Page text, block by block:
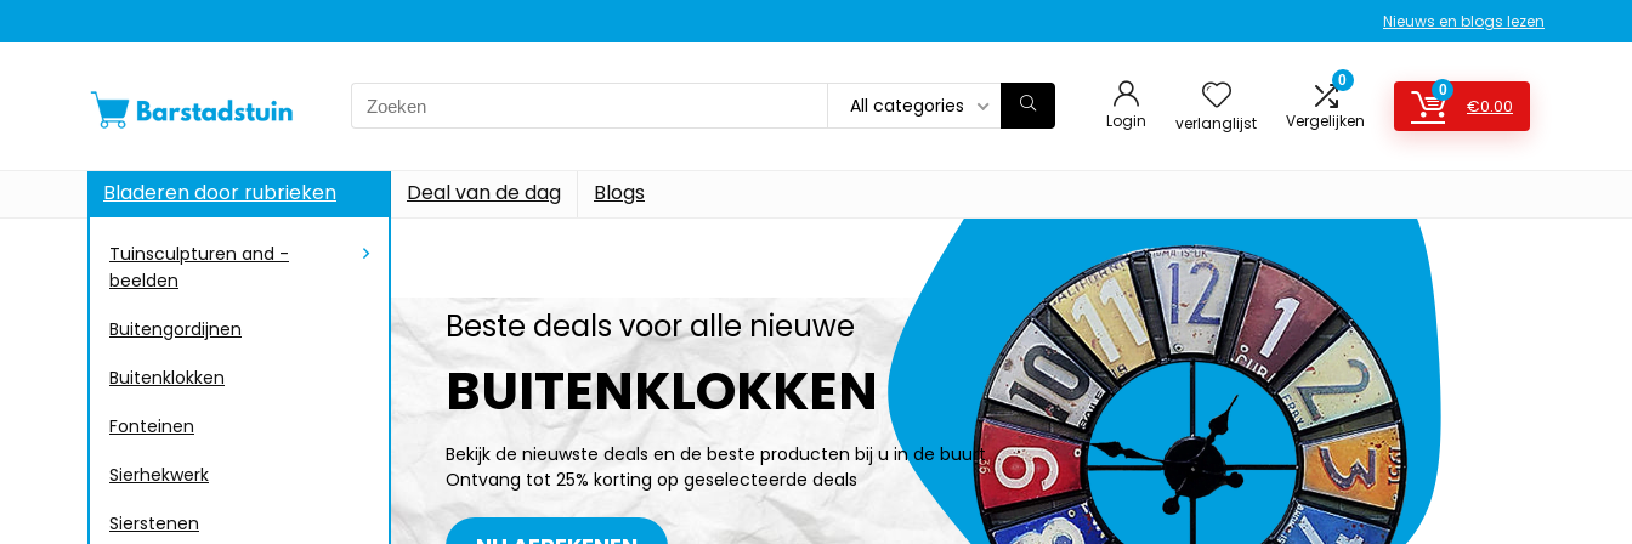
Nieuws en blogs lezen
All categories
Login verlanglijst
0
Vergelijken
0
€0.00
Bladeren door rubrieken
Tuinsculpturen and -
beelden
Buitengordijnen
Buitenklokken
Fonteinen
Sierhekwerk
Sierstenen
Deal van de dag Blogs
Beste deals voor alle nieuwe
BUITENKLOKKEN
Bekijk de nieuwste deals en de beste producten bij u in de buurt
Ontvang tot 25% korting op geselecteerde deals